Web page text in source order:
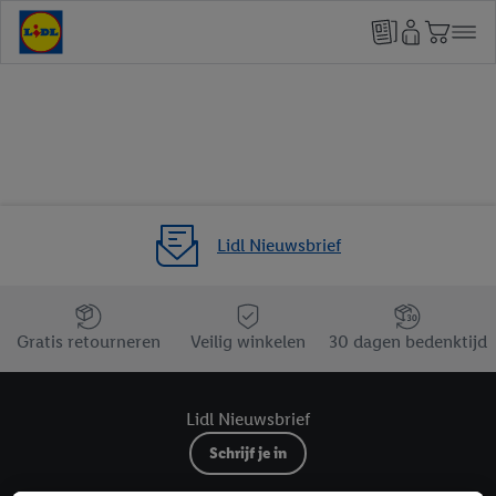
Lidl Nieuwsbrief
Jouw voordelen bij ons als Lidl webshop klant
Gratis retourneren
Veilig winkelen 30 dagen bedenktijd
Lidl Nieuwsbrief
Schrijf je in